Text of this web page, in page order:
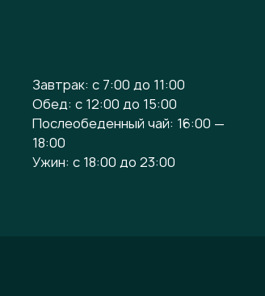
Завтрак: с 7:00 до 11:00
Обед: с 12:00 до 15:00
Послеобеденный чай: 16:00 —
18:00
Ужин: с 18:00 до 23:00